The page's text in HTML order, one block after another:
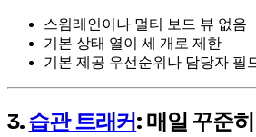
스윔레인이나 멀티 보드 뷰 없음
기본 상태 열이 세 개로 제한
기본 제공 우선순위나 담당자 필
3.습관 트래커: 매일 꾸준